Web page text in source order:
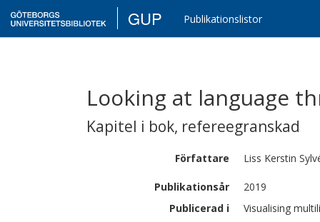
GUP Publikationslistor
Looking at language
Kapitel i bok, refereegranskad
Författare Liss Kerstin
Publikationsår
2019
Publicerad i
Visualising